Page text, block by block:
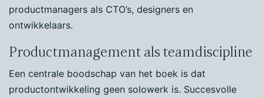
productmanagers als CTO’s, designers en
ontwikkelaars.
Productmanagement als teamdiscipline
Een centrale boodschap van het boek is dat
productontwikkeling geen solowerk is. Succesvolle